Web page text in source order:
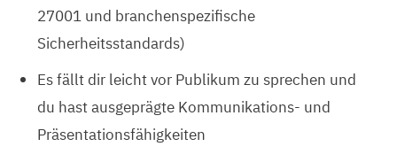
27001 und branchenspezifische
Sicherheitsstandards)
Es fällt dir leicht vor Publikum zu sprechen und
du hast ausgeprägte Kommunikations- und
Präsentationsfähigkeiten